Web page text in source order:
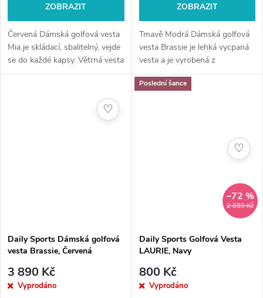
ZOBRAZIT
Červená Dámská golfová vesta
Mia je skládací, sbalitelný, vejde
se do každé kapsy. Větrná vesta
Mia je skvělým pomocníkem do
ZOBRAZIT
Tmavě Modrá Dámská golfová
vesta Brassie je lehká vycpaná
vesta a je vyrobená z
prodyšného, větru a vodu
odpuzujícího materiálu. Je
Daily Sports Dámská golfová
vesta Brassie, Červená
3 890 Kč
Vyprodáno
♡
Poslední šance
2 889 Kč
–72 %
Daily Sports Golfová Vesta
LAURIE, Navy
800 Kč
Vyprodáno
♡